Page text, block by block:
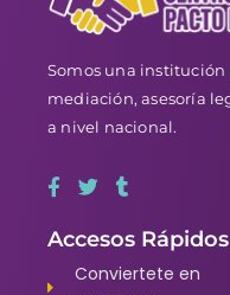
Somos una
mediación, asesoría
a nivel nacional.
Accesos Rápidos
Conviertete en